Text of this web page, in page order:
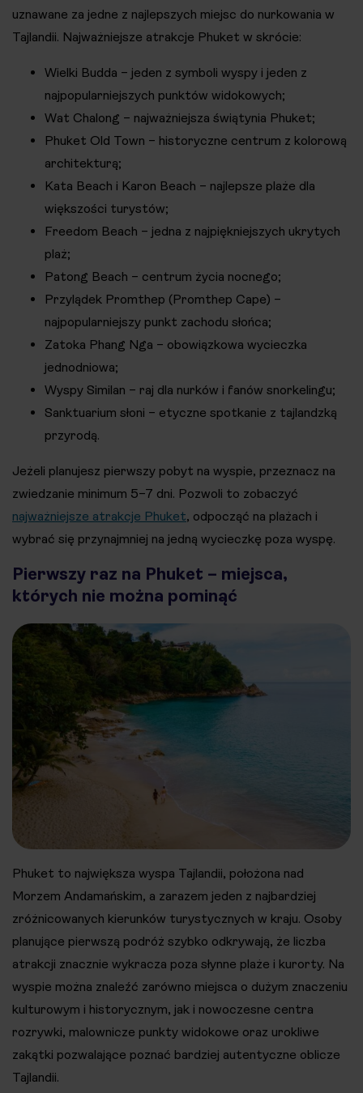
uznawane za jedne z najlepszych miejsc do nurkowania w
Tajlandii. Najważniejsze atrakcje Phuket w skrócie:
Wielki Budda – jeden z symboli wyspy i jeden z
najpopularniejszych punktów widokowych;
Wat Chalong – najważniejsza świątynia Phuket;
Phuket Old Town – historyczne centrum z kolorową
architekturą;
Kata Beach i Karon Beach – najlepsze plaże dla
większości turystów;
Freedom Beach – jedna z najpiękniejszych ukrytych
plaż;
Patong Beach – centrum życia nocnego;
Przylądek Promthep (Promthep Cape) –
najpopularniejszy punkt zachodu słońca;
Zatoka Phang Nga – obowiązkowa wycieczka
jednodniowa;
Wyspy Similan – raj dla nurków i fanów snorkelingu;
Sanktuarium słoni – etyczne spotkanie z tajlandzką
przyrodą.
Jeżeli planujesz pierwszy pobyt na wyspie, przeznacz na
zwiedzanie minimum 5–7 dni. Pozwoli to zobaczyć
najważniejsze atrakcje Phuket, odpocząć na plażach i
wybrać się przynajmniej na jedną wycieczkę poza wyspę.
Pierwszy raz na Phuket – miejsca,
których nie można pominąć
Phuket to największa wyspa Tajlandii, położona nad
Morzem Andamańskim, a zarazem jeden z najbardziej
zróżnicowanych kierunków turystycznych w kraju. Osoby
planujące pierwszą podróż szybko odkrywają, że liczba
atrakcji znacznie wykracza poza słynne plaże i kurorty. Na
wyspie można znaleźć zarówno miejsca o dużym znaczeniu
kulturowym i historycznym, jak i nowoczesne centra
rozrywki, malownicze punkty widokowe oraz urokliwe
zakątki pozwalające poznać bardziej autentyczne oblicze
Tajlandii.